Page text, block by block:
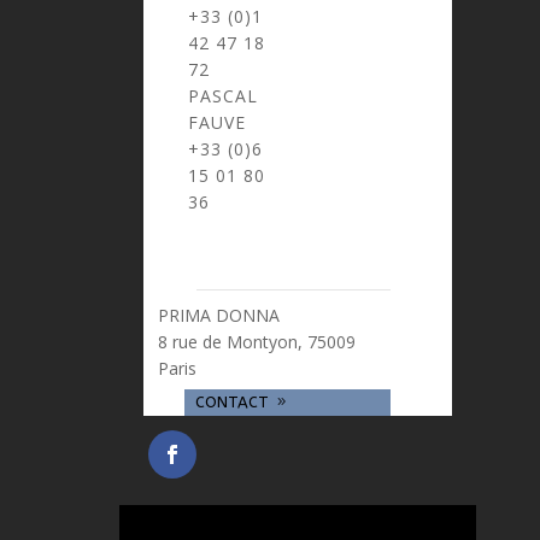
+33 (0)1
42 47 18
72
PASCAL
FAUVE
> pascal.fauve@prima-donna.fr
+33 (0)6
15 01 80
36
PRIMA DONNA
8 rue de Montyon, 75009
Paris
CONTACT